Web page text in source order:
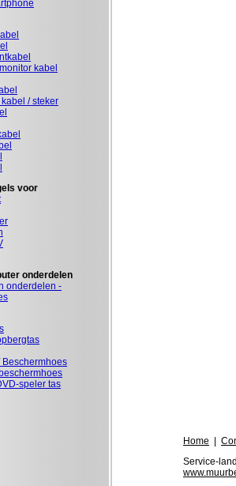
kabel
kabel / steker
voor
onderdelen
onderdelen -
Beschermhoes
speler tas
Home
Service-